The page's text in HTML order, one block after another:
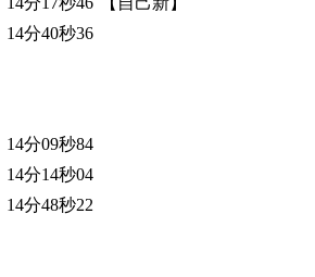
14分40秒36
14分09秒84
14分14秒04
14分48秒22